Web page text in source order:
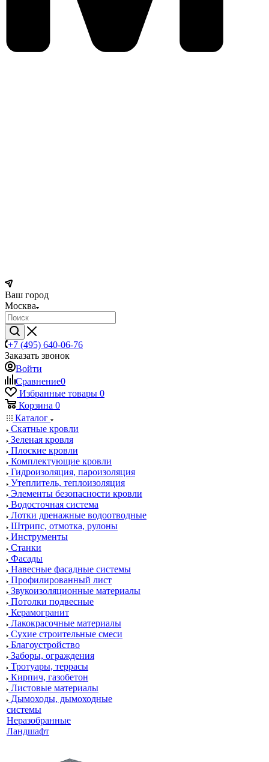
Ваш город
Москва
+7 (495) 640-06-76
Заказать звонок
Войти
Сравнение0
Избранные товары 0
Корзина 0
Каталог
Скатные кровли
Зеленая кровля
Плоские кровли
Комплектующие кровли
Гидроизоляция, пароизоляция
Утеплитель, теплоизоляция
Элементы безопасности кровли
Водосточная система
Лотки дренажные водоотводные
Штрипс, отмотка, рулоны
Инструменты
Станки
Фасады
Навесные фасадные системы
Профилированный лист
Звукоизоляционные материалы
Потолки подвесные
Керамогранит
Лакокрасочные материалы
Сухие строительные смеси
Благоустройство
Заборы, ограждения
Тротуары, террасы
Кирпич, газобетон
Листовые материалы
Дымоходы, дымоходные
системы
Неразобранные
Ландшафт